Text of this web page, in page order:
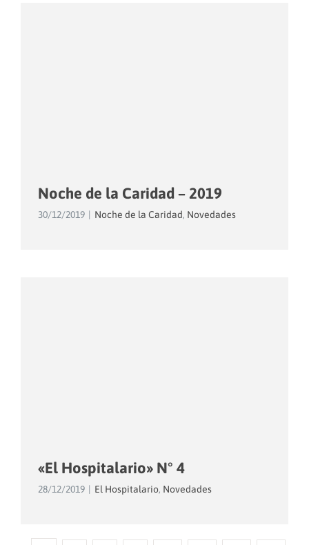
Noche de la Caridad – 2019
30/12/2019 Noche de la Caridad, Novedades
«El Hospitalario» N° 4
28/12/2019 El Hospitalario, Novedades